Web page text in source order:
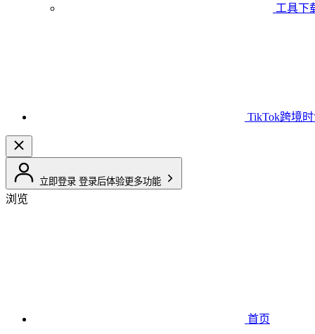
工具下
TikTok跨境
立即登录 登录后体验更多功能
浏览
首页